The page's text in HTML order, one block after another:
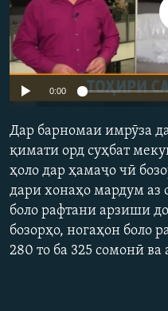
ГУЗОРИШҲОИ РАДИОӢ
Русский
ПАЙГИРӢ КУНЕД
Ҳамаи сомонаҳои RFE/
Auto
720p
Феълан
0:00
Дар барномаи имрӯза
қимати орд суҳбат
ҳоло дар ҳамаҷо чӣ
дари хонаҳо мардум аз
боло рафтани арзиши
бозорҳо, ногаҳон боло
280 то ба 325 сомонӣ ва